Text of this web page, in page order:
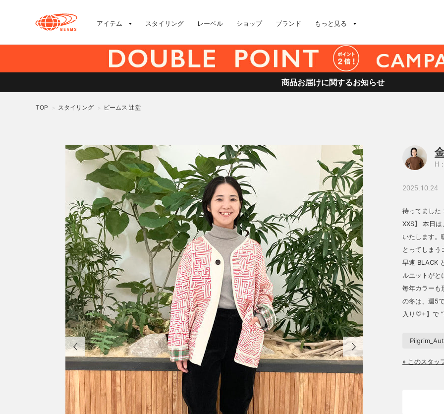
アイテム スタイリング レーベル ショップ ブランド もっと見る
商品お届けに関するお知らせ
TOP > スタイリング > ビームス 辻堂
H
2025.10.24
待ってました
XXS】 本日
いたします。
とってしまう
早速 BLACK
ルエットがと
毎年カラーも
の冬は、週5
入り♡+】で
» このスタッ